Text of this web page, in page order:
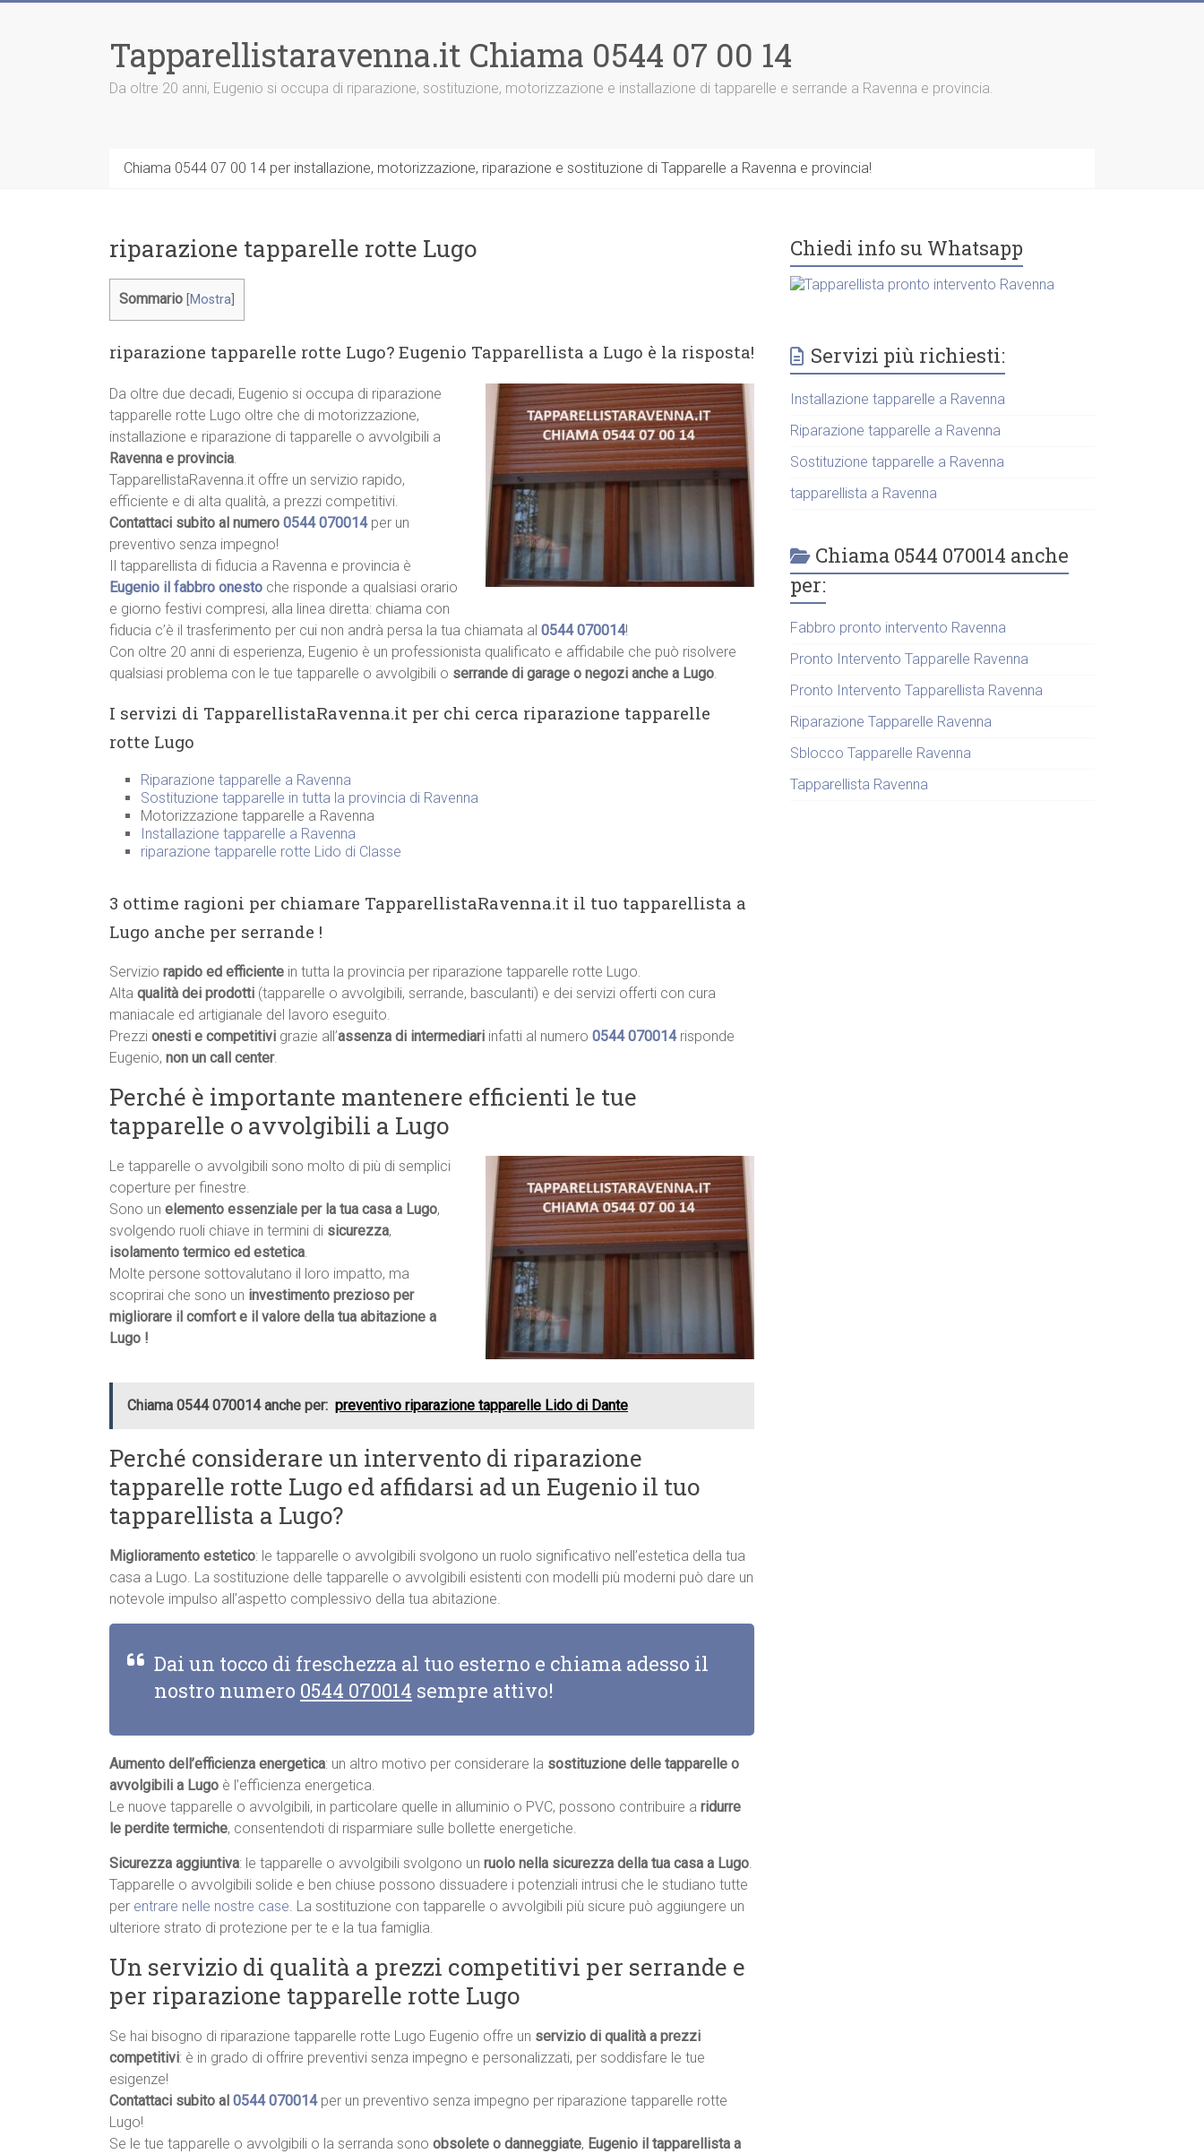
Tapparellistaravenna.it Chiama 0544 07 00 14
Da oltre 20 anni, Eugenio si occupa di riparazione, sostituzione, motorizzazione e installazione di tapparelle e serrande a Ravenna e provincia.
Chiama 0544 07 00 14 per installazione, motorizzazione, riparazione e sostituzione di Tapparelle a Ravenna e provincia!
riparazione tapparelle rotte Lugo
Sommario Mostra
riparazione tapparelle rotte Lugo? Eugenio Tapparellista a Lugo è la risposta!
Da oltre due decadi, Eugenio si occupa di riparazione
tapparelle rotte Lugo oltre che di motorizzazione,
installazione e riparazione di tapparelle o avvolgibili a
Ravenna e provincia.
TapparellistaRavenna.it offre un servizio rapido,
efficiente e di alta qualità, a prezzi competitivi.
Contattaci subito al numero 0544 070014per un
preventivo senza impegno!
Il tapparellista di fiducia a Ravenna e provincia è
Eugenio il fabbro onesto che risponde a qualsiasi orario
e giorno festivi compresi, alla linea diretta: chiama con
fiducia c’è il trasferimento per cui non andrà persa la tua chiamata al 0544 070014!
Con oltre 20 anni di esperienza, Eugenio è un professionista qualificato e affidabile che può risolvere
qualsiasi problema con le tue tapparelle o avvolgibili o serrande di garage o negozi anche a Lugo.
I servizi di TapparellistaRavenna.it per chi cerca riparazione tapparelle
rotte Lugo
Riparazione tapparelle a Ravenna
Sostituzione tapparelle in tutta la provincia di Ravenna
Motorizzazione tapparelle a Ravenna
Installazione tapparelle a Ravenna
riparazione tapparelle rotte Lido di Classe
3 ottime ragioni per chiamare TapparellistaRavenna.it il tuo tapparellista a
Lugo anche per serrande !
Servizio rapido ed efficiente in tutta la provincia per riparazione tapparelle rotte Lugo.
Alta qualità dei prodotti (tapparelle o avvolgibili, serrande, basculanti) e dei servizi offerti con cura
maniacale ed artigianale del lavoro eseguito.
Prezzi onesti e competitivi grazie all’assenza di intermediari infatti al numero 0544 070014 risponde
Eugenio, non un call center.
Perché è importante mantenere efficienti le tue
tapparelle o avvolgibili a Lugo
Le tapparelle o avvolgibili sono molto di più di semplici
coperture per finestre.
Sono un elemento essenziale per la tua casa a Lugo,
svolgendo ruoli chiave in termini di sicurezza,
isolamento termico ed estetica.
Molte persone sottovalutano il loro impatto, ma
scoprirai che sono un investimento prezioso per
migliorare il comfort e il valore della tua abitazione a
Lugo !
Chiama 0544 070014 anche per: preventivo riparazione tapparelle Lido di Dante
Perché considerare un intervento di riparazione
tapparelle rotte Lugo ed affidarsi ad un Eugenio il tuo
tapparellista a Lugo?
Miglioramento estetico: le tapparelle o avvolgibili svolgono un ruolo significativo nell’estetica della tua
casa a Lugo. La sostituzione delle tapparelle o avvolgibili esistenti con modelli più moderni può dare un
notevole impulso all’aspetto complessivo della tua abitazione.
Dai un tocco di freschezza al tuo esterno e chiama adesso il
nostro numero 0544 070014 sempre attivo!
Aumento dell’efficienza energetica: un altro motivo per considerare la sostituzione delle tapparelle o
avvolgibili a Lugo è l’efficienza energetica.
Le nuove tapparelle o avvolgibili, in particolare quelle in alluminio o PVC, possono contribuire a ridurre
le perdite termiche, consentendoti di risparmiare sulle bollette energetiche.
Sicurezza aggiuntiva: le tapparelle o avvolgibili svolgono un ruolo nella sicurezza della tua casa a Lugo.
Tapparelle o avvolgibili solide e ben chiuse possono dissuadere i potenziali intrusi che le studiano tutte
per entrare nelle nostre case. La sostituzione con tapparelle o avvolgibili più sicure può aggiungere un
ulteriore strato di protezione per te e la tua famiglia.
Un servizio di qualità a prezzi competitivi per serrande e
per riparazione tapparelle rotte Lugo
Se hai bisogno di riparazione tapparelle rotte Lugo Eugenio offre un servizio di qualità a prezzi
competitivi: è in grado di offrire preventivi senza impegno e personalizzati, per soddisfare le tue
esigenze!
Contattaci subito al 0544 070014 per un preventivo senza impegno per riparazione tapparelle rotte
Lugo!
Se le tue tapparelle o avvolgibili o la serranda sono obsolete o danneggiate, Eugenio il tapparellista a
Chiedi info su Whatsapp
Servizi più richiesti:
Installazione tapparelle a Ravenna
Riparazione tapparelle a Ravenna
Sostituzione tapparelle a Ravenna
tapparellista a Ravenna
Chiama 0544 070014 anche
per:
Fabbro pronto intervento Ravenna
Pronto Intervento Tapparelle Ravenna
Pronto Intervento Tapparellista Ravenna
Riparazione Tapparelle Ravenna
Sblocco Tapparelle Ravenna
Tapparellista Ravenna